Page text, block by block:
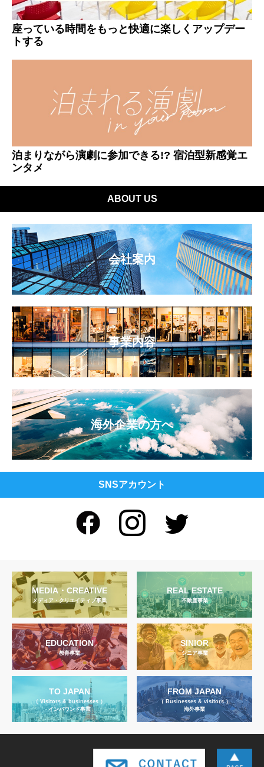
座っている時間をもっと快適に楽しくアップデー
トする
泊まりながら演劇に参加できる!? 宿泊型新感覚エ
ンタメ
ABOUT US
会社案内
事業内容
海外企業の方へ
SNSアカウント
MEDIA・CREATIVE
メディア・クリエイティブ事業
REAL ESTATE
不動産事業
EDUCATION
教育事業
SINIOR
シニア事業
TO JAPAN
（ Visitors & businesses ）
インバウンド事業
FROM JAPAN
（ Businesses & visitors ）
海外事業